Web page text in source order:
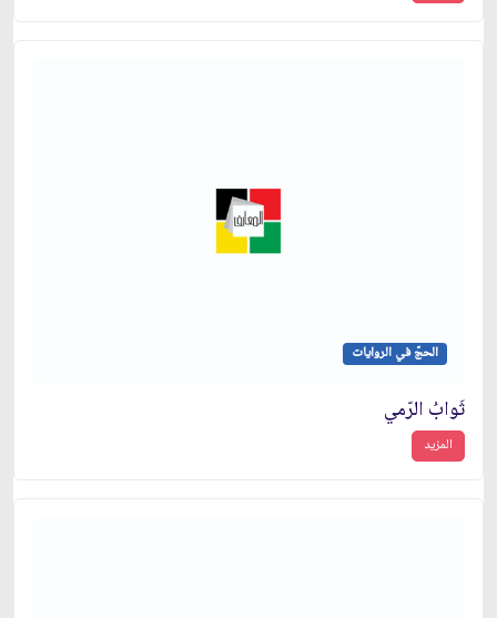
الحجّ في الروايات
ثَوابُ الرّمي
المزيد